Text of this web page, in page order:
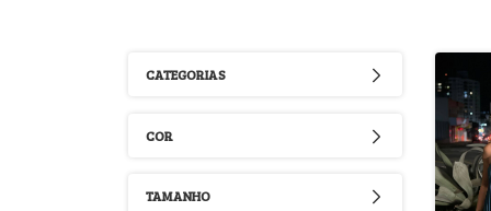
CATEGORIAS
COR
TAMANHO